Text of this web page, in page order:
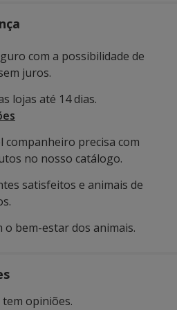
com a possibilidade de
juros.
lojas até 14 dias.
companheiro precisa com
no nosso catálogo.
satisfeitos e animais de
bem-estar dos animais.
opiniões.